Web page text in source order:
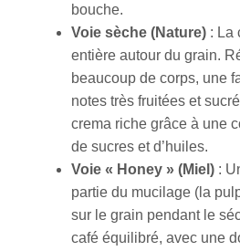
bouche.
Voie sèche (Nature) : La
entière autour du grain.
beaucoup de corps, une
notes très fruitées et
crema riche grâce à une
de sucres et d’huiles.
Voie « Honey » (Miel) :
partie du mucilage (la
sur le grain pendant le
café équilibré, avec une